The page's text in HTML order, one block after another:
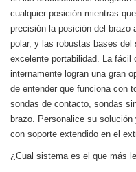
cualquier posición mientras
precisión la posición del brazo
polar, y las robustas bases del
excelente portabilidad. La fácil
internamente logran una gran
de entender que funciona con
sondas de contacto, sondas
brazo. Personalice su
con soporte extendido en el
¿Cual sistema es el que más